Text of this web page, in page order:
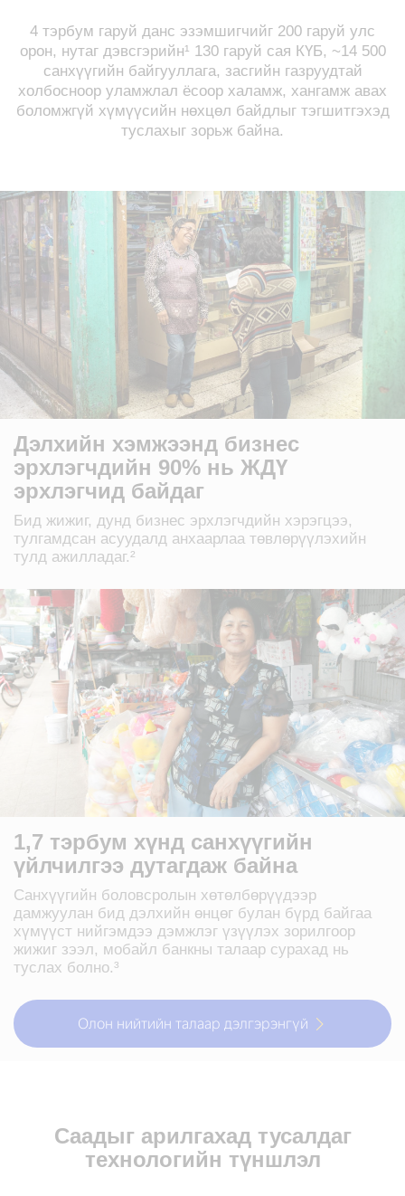
4 тэрбум гаруй данс эзэмшигчийг 200 гаруй улс
орон, нутаг дэвсгэрийн¹ 130 гаруй сая КҮБ, ~14 500
санхүүгийн байгууллага, засгийн газруудтай
холбосноор уламжлал ёсоор халамж, хангамж авах
боломжгүй хүмүүсийн нөхцөл байдлыг тэгшитгэхэд
туслахыг зорьж байна.
Дэлхийн хэмжээнд бизнес
эрхлэгчдийн 90% нь ЖДҮ
эрхлэгчид байдаг
Бид жижиг, дунд бизнес эрхлэгчдийн хэрэгцээ,
тулгамдсан асуудалд анхаарлаа төвлөрүүлэхийн
тулд ажилладаг.²
1,7 тэрбум хүнд санхүүгийн
үйлчилгээ дутагдаж байна
Санхүүгийн боловсролын хөтөлбөрүүдээр
дамжуулан бид дэлхийн өнцөг булан бүрд байгаа
хүмүүст нийгэмдээ дэмжлэг үзүүлэх зорилгоор
жижиг зээл, мобайл банкны талаар сурахад нь
туслах болно.³
Олон нийтийн талаар дэлгэрэнгүй
Саадыг арилгахад тусалдаг
технологийн түншлэл